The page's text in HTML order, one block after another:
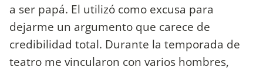
a ser papá. El utilizó como excusa para
dejarme un argumento que carece de
credibilidad total. Durante la temporada de
teatro me vincularon con varios hombres,